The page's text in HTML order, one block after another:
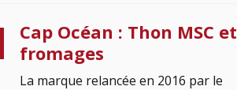
Cap Océan : Thon MSC et
fromages
La marque relancée en 2016 par le